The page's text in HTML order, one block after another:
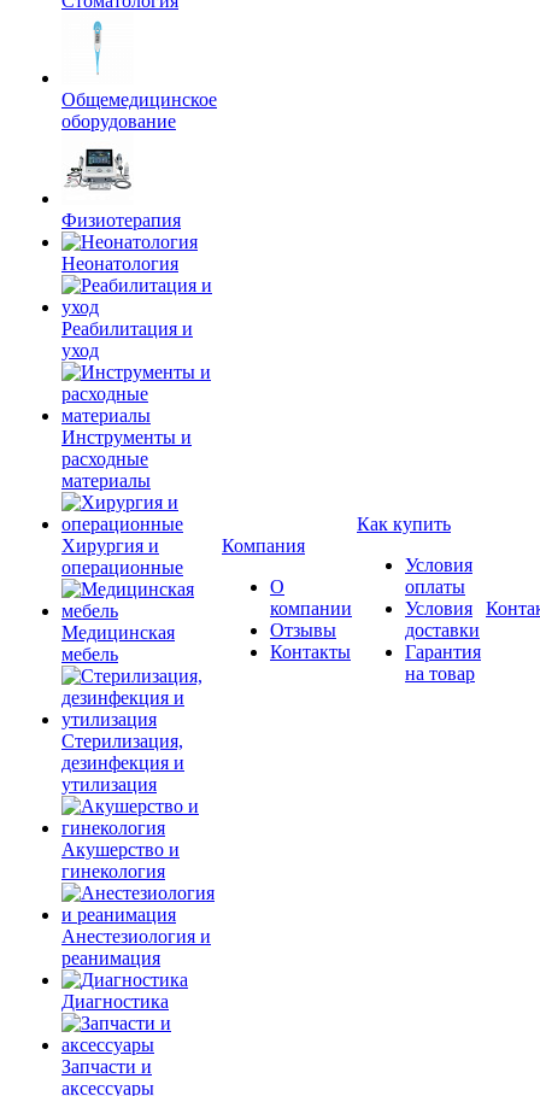
Общемедицинское
оборудование
Физиотерапия
Неонатология
Реабилитация и
уход
Инструменты и
расходные
материалы
Хирургия и
операционные
Медицинская
мебель
Стерилизация,
дезинфекция и
утилизация
Акушерство и
гинекология
Анестезиология и
реанимация
Диагностика
Запчасти и
аксессуары
Компания
О
компании
Отзывы
Контакты
Как купить
Условия
оплаты
Условия
доставки
Гарантия
на товар